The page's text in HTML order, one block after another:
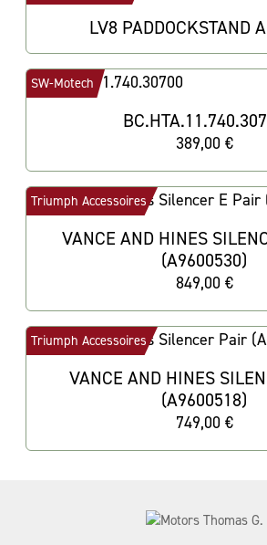
LV8 PADDOCKSTAND
SW-Motech
389,00 €
Triumph Accessoires
VANCE AND HINES
(A9600530)
849,00 €
Triumph Accessoires
VANCE AND HINES
(A9600518)
749,00 €